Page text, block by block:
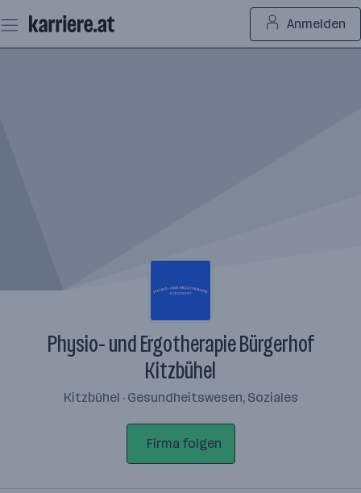
Seiteninhalt
springen
Anmelden
Physio- und Ergotherapie Bürgerhof
Kitzbühel
Kitzbühel · Gesundheitswesen, Soziales
Firma folgen